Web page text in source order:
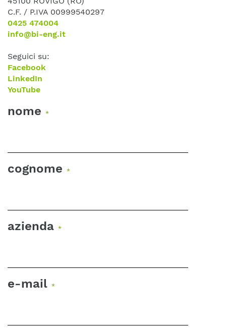
C.F. / P.IVA 00999540297
0425 474004
info@bi-eng.it
Seguici su:
Facebook
LinkedIn
YouTube
nome *
cognome *
azienda *
e-mail *